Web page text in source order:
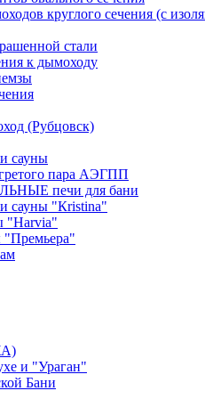
круглого сечения (с
стали
к дымоходу
(Рубцовск)
сауны
пара АЭГПП
печи для бани
сауны "Кristina"
"Harvia"
"Премьера"
и "Ураган"
Бани